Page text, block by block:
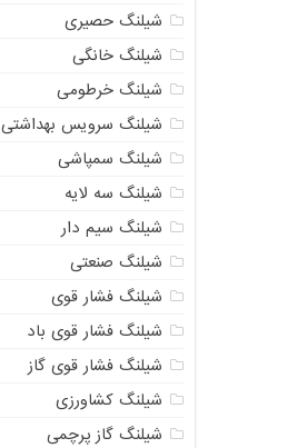
شیلنگ حصیری
شیلنگ خانگی
شیلنگ خرطومی
شیلنگ سرویس بهداشتی
شیلنگ سمپاشی
شیلنگ سه لایه
شیلنگ سیم دار
شیلنگ صنعتی
شیلنگ فشار قوی
شیلنگ فشار قوی باد
شیلنگ فشار قوی گاز
شیلنگ کشاورزی
شیلنگ گاز پرچمی